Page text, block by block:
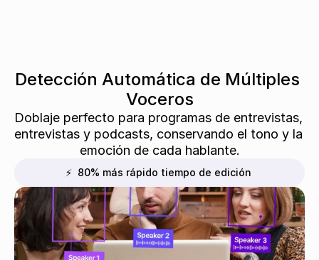
Detección Automática de Múltiples
Voceros
Doblaje perfecto para programas de entrevistas,
entrevistas y podcasts, conservando el tono y la
emoción de cada hablante.
⚡  80% más rápido tiempo de edición